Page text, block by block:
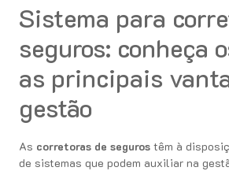
Sistema para
seguros: conheça
as principais
gestão
As corretoras de seguros têm à
de sistemas que podem auxiliar na